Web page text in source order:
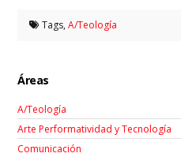
Tags,A/Teología
Áreas
A/Teología
Arte Performatividad y Tecnología
Comunicación